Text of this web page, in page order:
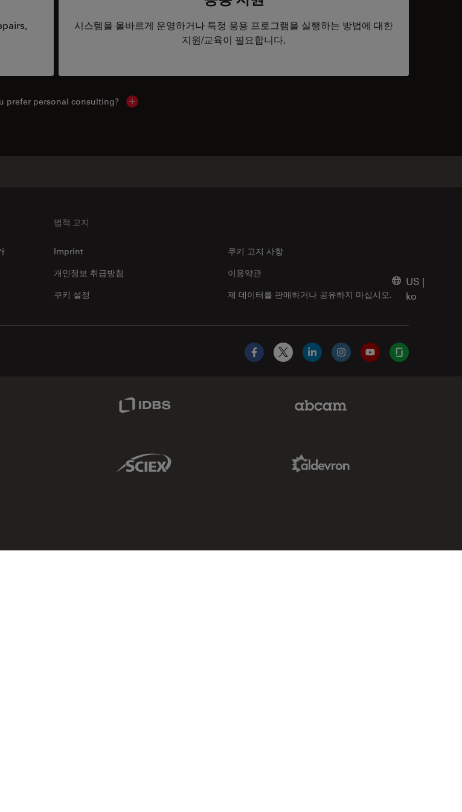
시스템을 올바르게 운영하거나 특정 응용 프로그램을 실행하는 방법에 대한
지원/교육이 필요합니다.
prefer personal consulting? Show local contacts
법적 고지
Imprint
쿠키 고지 사항
개인정보 취급방침
제 데이터를 판매하거나 공유하지 마십시오.
이용약관
쿠키 설정
US |
ko
Facebook
X LinkedInInstagramYouTubeGlassdoor
Link
Sciex Link